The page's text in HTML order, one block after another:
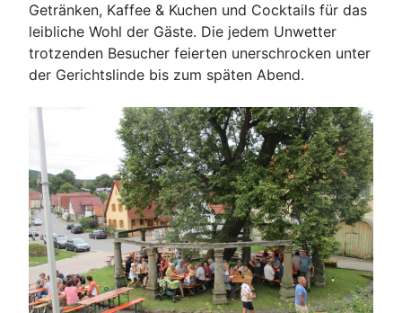
Getränken, Kaffee & Kuchen und Cocktails für das
leibliche Wohl der Gäste. Die jedem Unwetter
trotzenden Besucher feierten unerschrocken unter
der Gerichtslinde bis zum späten Abend.